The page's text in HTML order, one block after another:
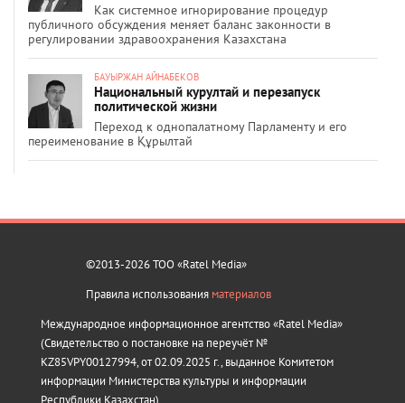
Как системное игнорирование процедур
публичного обсуждения меняет баланс законности в
регулировании здравоохранения Казахстана
БАУЫРЖАН АЙНАБЕКОВ
Национальный курултай и перезапуск
политической жизни
Переход к однопалатному Парламенту и его
переименование в Құрылтай
©2013-2026 ТОО «Ratel Media»
Правила использования материалов
Международное информационное агентство «Ratel Media»
(Свидетельство о постановке на переучёт №
KZ85VPY00127994, от 02.09.2025 г., выданное Комитетом
информации Министерства культуры и информации
Республики Казахстан).